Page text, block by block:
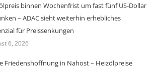
binnen Wochenfrist um fast fünf US-Dollar
– ADAC sieht weiterhin erhebliches
für Preissenkungen
6, 2026
Friedenshoffnung in Nahost – Heizölpreise